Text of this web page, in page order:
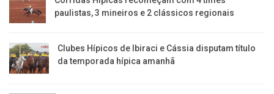
paulistas, 3 mineiros e 2 clássicos regionais
Clubes Hípicos de Ibiraci e Cássia disputam título
da temporada hípica amanhã